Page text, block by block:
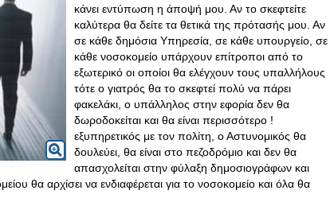
κάνει εντύπωση η άποψή μου. Αν το σκεφτείτε
καλύτερα θα δείτε τα θετικά της πρότασής μου. Αν
σε κάθε δημόσια Υπηρεσία, σε κάθε υπουργείο, σε
κάθε νοσοκομείο υπάρχουν επίτροποι από το
εξωτερικό οι οποίοι θα ελέγχουν τους υπαλλήλους
τότε ο γιατρός θα το σκεφτεί πολύ να πάρει
φακελάκι, ο υπάλληλος στην εφορία δεν θα
δωροδοκείται και θα είναι περισσότερο !
εξυπηρετικός με τον πολίτη, ο Αστυνομικός θα
δουλεύει, θα είναι στο πεζοδρόμιο και δεν θα
απασχολείται στην φύλαξη δημοσιογράφων και
θα αρχίσει να ενδιαφέρεται για το νοσοκομείο και όλα θα